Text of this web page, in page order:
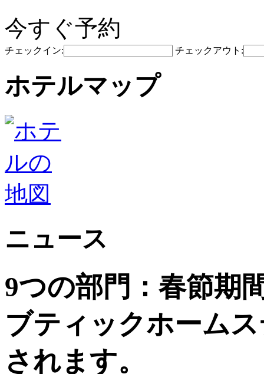
今すぐ予約
チェックイン: チェックアウト:
ホテルマップ
ニュース
9つの部門：春節期
ブティックホーム
されます。